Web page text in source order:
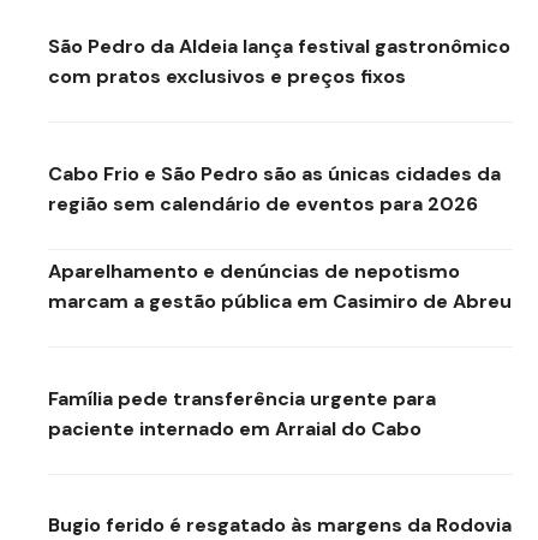
São Pedro da Aldeia lança festival gastronômico
com pratos exclusivos e preços fixos
Cabo Frio e São Pedro são as únicas cidades da
região sem calendário de eventos para 2026
Aparelhamento e denúncias de nepotismo
marcam a gestão pública em Casimiro de Abreu
Família pede transferência urgente para
paciente internado em Arraial do Cabo
Bugio ferido é resgatado às margens da Rodovia